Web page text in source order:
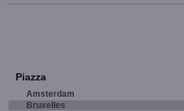
Piazza
Amsterdam
Bruxelles